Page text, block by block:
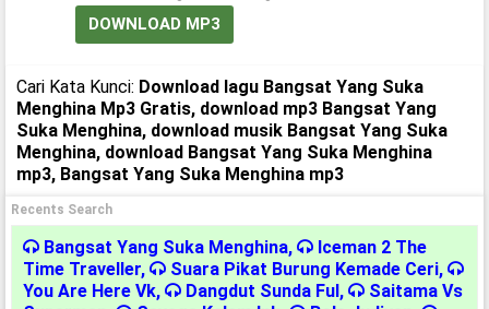
DOWNLOAD MP3
Cari Kata Kunci: Download lagu Bangsat Yang Suka
Menghina Mp3 Gratis, download mp3 Bangsat Yang
Suka Menghina, download musik Bangsat Yang Suka
Menghina, download Bangsat Yang Suka Menghina
mp3, Bangsat Yang Suka Menghina mp3
Recents Search
Bangsat Yang Suka Menghina,
Iceman 2 The
Time Traveller, Suara Pikat Burung Kemade Ceri,
You Are Here Vk, Dangdut Sunda Ful,
Saitama Vs